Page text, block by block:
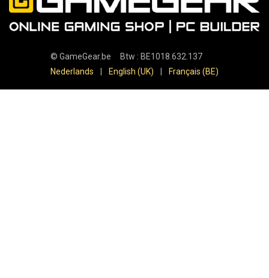
© GameGear.be Btw : BE1018.632.137
Nederlands
English (UK) Français (BE)